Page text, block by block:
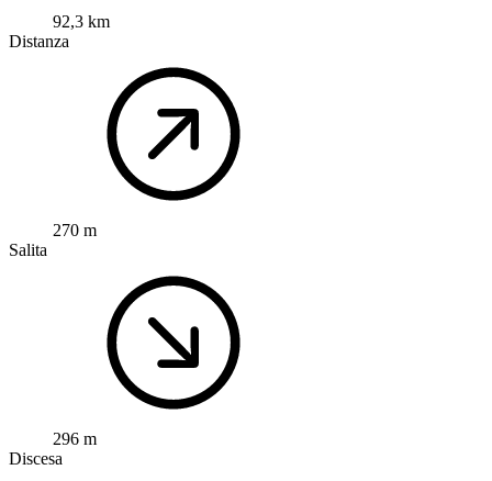
92,3 km
Distanza
270 m
Salita
296 m
Discesa